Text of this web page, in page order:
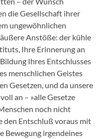
die Gesellschaft ihrer
ungewöhnlichen
Anstöße: der kühle
Ihre Erinnerung an
Ihres Entschlusses
menschlichen Geistes
Gesetzen, und da unsere
an – »alle Gesetze
noch nicht
den Entschluß voraus mit
Bewegung irgendeines